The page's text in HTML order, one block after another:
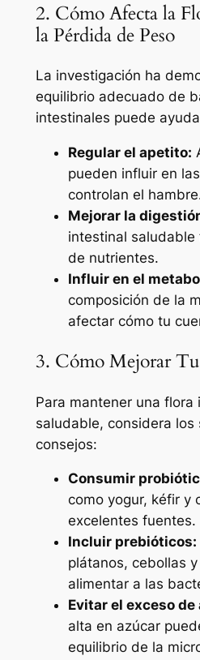
2. Cómo Afecta la
la Pérdida de Peso
La investigación ha
equilibrio adecuado de
intestinales puede
Regular el apetito:
pueden influir en
controlan el
Mejorar la
intestinal
de nutrientes.
Influir en el
composición de la
afectar cómo tu
3. Cómo Mejorar
Para mantener una flora
saludable, considera los
consejos:
Consumir
como yogur, kéfir y
excelentes fuentes.
Incluir prebióticos:
plátanos, cebollas
alimentar a las
Evitar el exceso de
alta en azúcar
equilibrio de la